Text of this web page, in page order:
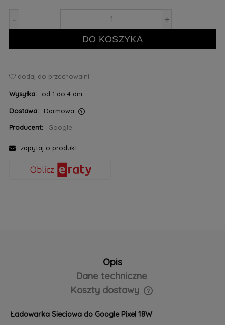
- +
DO KOSZYKA
dodaj do przechowalni
Wysyłka: od 1 do 4 dni
Dostawa:
Darmowa
Producent:
Google
zapytaj o produkt
Opis
Dane techniczne
Koszty dostawy
Cena nie zawiera ewentualnych kosztów płatności
Ładowarka Sieciowa do Google Pixel 18W